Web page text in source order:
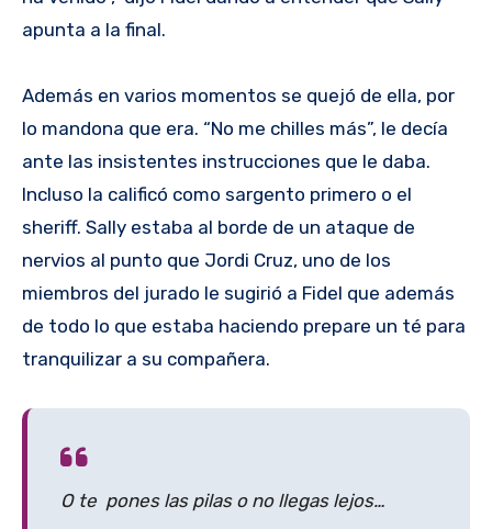
apunta a la final.
Además en varios momentos se quejó de ella, por
lo mandona que era. “No me chilles más”, le decía
ante las insistentes instrucciones que le daba.
Incluso la calificó como sargento primero o el
sheriff. Sally estaba al borde de un ataque de
nervios al punto que Jordi Cruz, uno de los
miembros del jurado le sugirió a Fidel que además
de todo lo que estaba haciendo prepare un té para
tranquilizar a su compañera.
O te pones las pilas o no llegas lejos…